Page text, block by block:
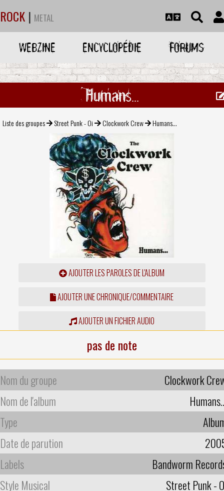
ROCK | METAL
WEBZINE ENCYCLOPÉDIE FORUMS
Humans...
Liste des groupes Street Punk - Oi Clockwork Crew Humans...
AJOUTER LES PAROLES DE L'ALBUM
AJOUTER UNE CHRONIQUE/COMMENTAIRE
AJOUTER UN FICHIER AUDIO
pas de note
Nom du groupe
Clockwork
Nom de l'album
Type
Date de parution
Labels
Bandworm
Style Musical
Street Punk -